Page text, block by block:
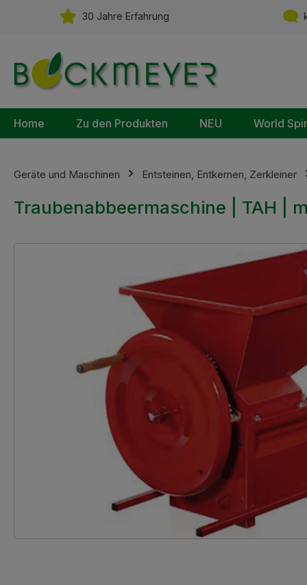
Hauptinhalt springen
Zur Suche springen
Zur Hauptnavigation springen
30 Jahre Erfahrung
Home Zu den Produkten NEU World
Geräte und Maschinen Entsteinen, Entkernen, Zerkleiner
Traubenabbeermaschine | TAH |